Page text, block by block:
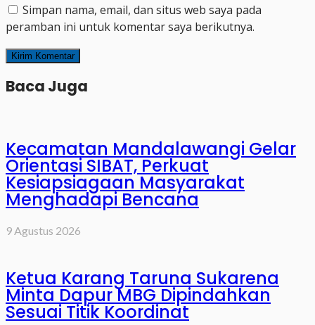
Simpan nama, email, dan situs web saya pada
peramban ini untuk komentar saya berikutnya.
Baca Juga
Kecamatan Mandalawangi Gelar
Orientasi SIBAT, Perkuat
Kesiapsiagaan Masyarakat
Menghadapi Bencana
9 Agustus 2026
Ketua Karang Taruna Sukarena
Minta Dapur MBG Dipindahkan
Sesuai Titik Koordinat